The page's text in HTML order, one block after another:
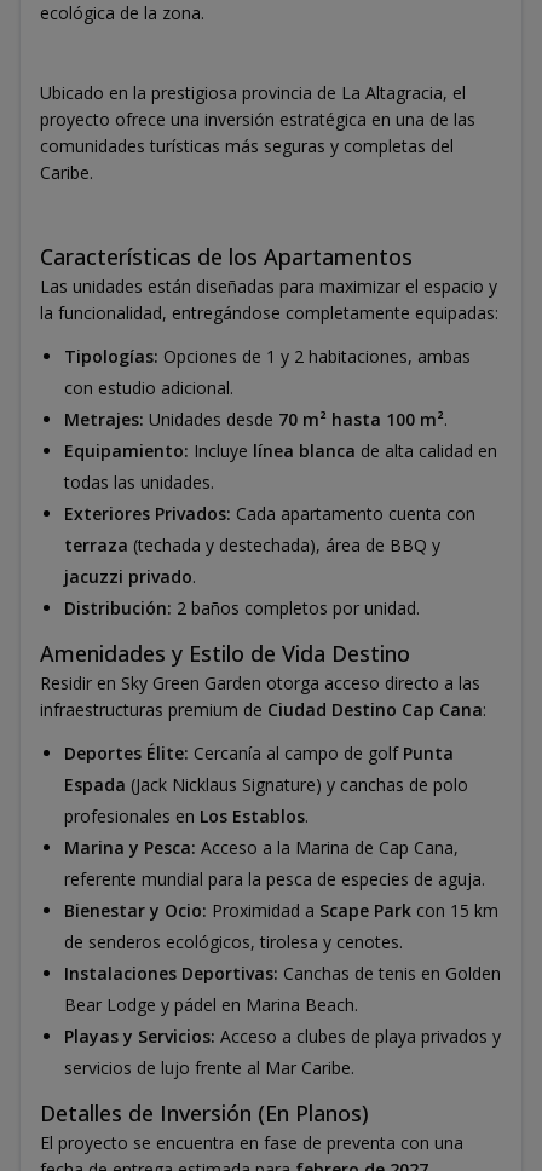
ecológica de la zona.
Ubicado en la prestigiosa provincia de La Altagracia, el
proyecto ofrece una inversión estratégica en una de las
comunidades turísticas más seguras y completas del
Caribe.
Características de los Apartamentos
Las unidades están diseñadas para maximizar el espacio y
la funcionalidad, entregándose completamente equipadas:
Tipologías: Opciones de 1 y 2 habitaciones, ambas
con estudio adicional.
Metrajes: Unidades desde 70 m² hasta 100 m².
Equipamiento: Incluye línea blanca de alta calidad en
todas las unidades.
Exteriores Privados: Cada apartamento cuenta con
terraza (techada y destechada), área de BBQ y
jacuzzi privado.
Distribución: 2 baños completos por unidad.
Amenidades y Estilo de Vida Destino
Residir en Sky Green Garden otorga acceso directo a las
infraestructuras premium de Ciudad Destino Cap Cana:
Deportes Élite: Cercanía al campo de golf Punta
Espada (Jack Nicklaus Signature) y canchas de polo
profesionales en Los Establos.
Marina y Pesca: Acceso a la Marina de Cap Cana,
referente mundial para la pesca de especies de aguja.
Bienestar y Ocio: Proximidad a Scape Park con 15 km
de senderos ecológicos, tirolesa y cenotes.
Instalaciones Deportivas: Canchas de tenis en Golden
Bear Lodge y pádel en Marina Beach.
Playas y Servicios: Acceso a clubes de playa privados y
servicios de lujo frente al Mar Caribe.
Detalles de Inversión (En Planos)
El proyecto se encuentra en fase de preventa con una